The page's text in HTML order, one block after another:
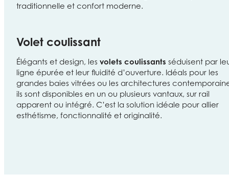
traditionnelle et confort moderne.
Volet coulissant
Élégants et design, les volets coulissants séduisent par
ligne épurée et leur fluidité d’ouverture. Idéals pour les
grandes baies vitrées ou les architectures
ils sont disponibles en un ou plusieurs vantaux, sur rail
apparent ou intégré. C’est la solution idéale pour allier
esthétisme, fonctionnalité et originalité.